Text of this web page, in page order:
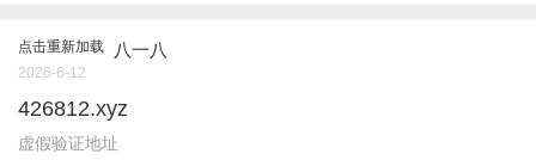
点击重新加载 八一八
2026-6-12
426812.xyz
虚假验证地址